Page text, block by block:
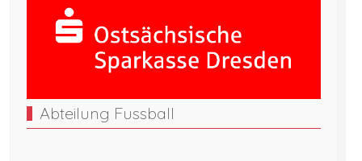
Abteilung Fussball